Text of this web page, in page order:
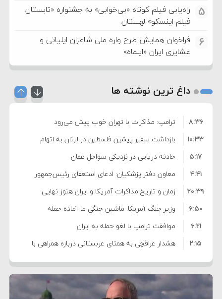
5
راه‌یابی فیلم کوتاه «بی‌خوابی» به جشنواره «تابستان
فیلم اینسکو» لهستان
6
فراخوان همایش طرح واره ملی شاعران ایلیاتی و
عشایری ایران «ایلماه»
داغ ترین نوشته ها
ترامپ: مذاکرات با تهران خوب پیش می‌رود
۸:۳۶
بازداشت سفیر پیشین فلسطین در لبنان به اتهام
فساد و اختلاس اموال
۱۰:۳۳
حادثه دریایی در نزدیکی سواحل عمان
۵:۱۷
معاون دفتر پزشکیان: ادعای استعفای رئیس‌جمهور
واهی و کذب محض است
۴:۴۱
زمان و تاریخ مذاکرات آمریکا و ایران هنوز نهایی
نشده است
۲۰:۳۹
وزیر جنگ آمریکا: ماشین جنگی ما آماده حمله
نظامی علیه ایران است
۶:۵۰
موافقت ترامپ با لغو حمله به ایران
۶:۲۱
هشدار عراقچی به همتای عربستانی درباره همراهی با
آمریکا
۲:۱۵
مقام ارشد امنیتی: برنامه گسترده‌ای برای پاسخ به
دیوانگی آمریکا داریم
۷:۱۰
ترامپ دستور حملات جدید علیه ایران را صادر کرد
۵:۴۵
سپاه: دو نفتکش متخلف مورد اصابت قرار گرفته و
۱۲:۵۹